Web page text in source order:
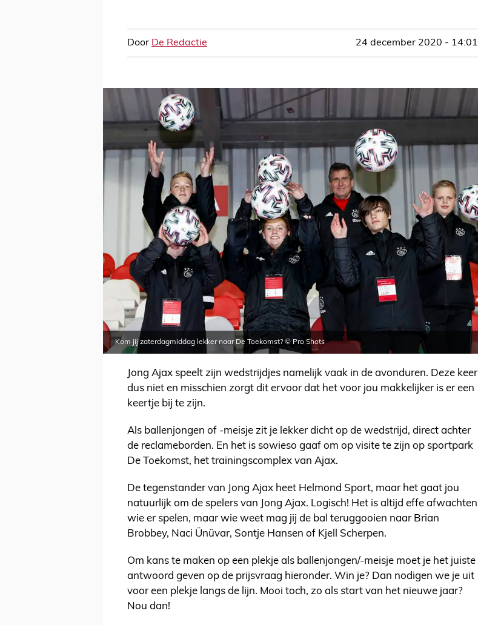
Door De Redactie 24 december 2020 - 14:01
Kom jij zaterdagmiddag lekker naar De Toekomst? © Pro Shots
Jong Ajax speelt zijn wedstrijdjes namelijk vaak in de avonduren. Deze keer
dus niet en misschien zorgt dit ervoor dat het voor jou makkelijker is er een
keertje bij te zijn.
Als ballenjongen of -meisje zit je lekker dicht op de wedstrijd, direct achter
de reclameborden. En het is sowieso gaaf om op visite te zijn op sportpark
De Toekomst, het trainingscomplex van Ajax.
De tegenstander van Jong Ajax heet Helmond Sport, maar het gaat jou
natuurlijk om de spelers van Jong Ajax. Logisch! Het is altijd effe afwachten
wie er spelen, maar wie weet mag jij de bal teruggooien naar Brian
Brobbey, Naci Ünüvar, Sontje Hansen of Kjell Scherpen.
Om kans te maken op een plekje als ballenjongen/-meisje moet je het juiste
antwoord geven op de prijsvraag hieronder. Win je? Dan nodigen we je uit
voor een plekje langs de lijn. Mooi toch, zo als start van het nieuwe jaar?
Nou dan!